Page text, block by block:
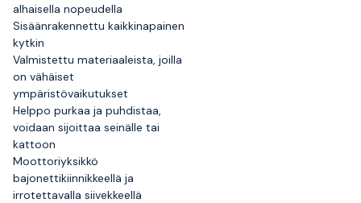
alhaisella nopeudella
Sisäänrakennettu kaikkinapainen
kytkin
Valmistettu materiaaleista, joilla
on vähäiset
ympäristövaikutukset
Helppo purkaa ja puhdistaa,
voidaan sijoittaa seinälle tai
kattoon
Moottoriyksikkö
bajonettikiinnikkeellä ja
irrotettavalla siivekkeellä